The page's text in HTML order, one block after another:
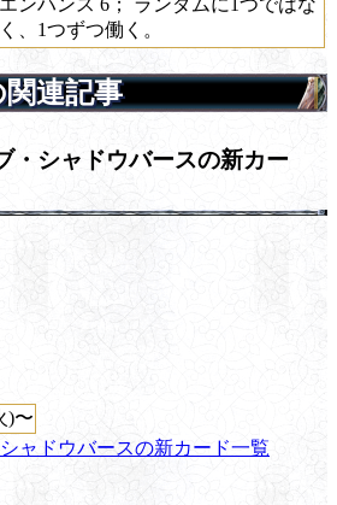
く、1つずつ働く。
連記事
・シャドウバースの新カー
)〜
ャドウバースの新カード一覧